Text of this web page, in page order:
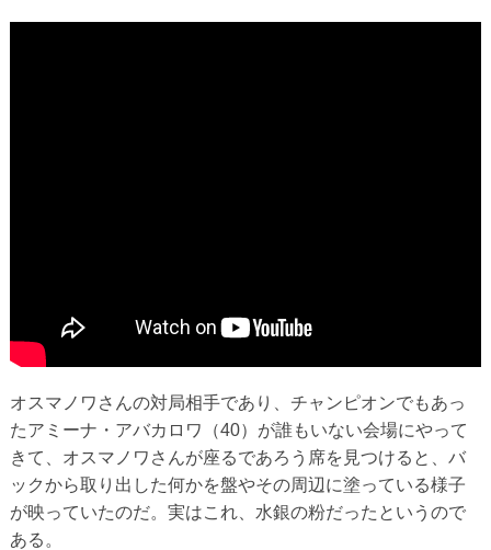
オスマノワさんの対局相手であり、チャンピオンでもあっ
たアミーナ・アバカロワ（40）が誰もいない会場にやって
きて、オスマノワさんが座るであろう席を見つけると、バ
ックから取り出した何かを盤やその周辺に塗っている様子
が映っていたのだ。実はこれ、水銀の粉だったというので
ある。